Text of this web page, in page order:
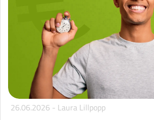
26.06.2026 - Laura Lillpopp